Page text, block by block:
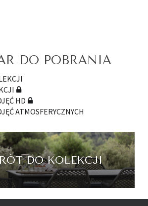
DO POBRANIA
HD
ATMOSFERYCZNYCH
DO KOLEKCJI